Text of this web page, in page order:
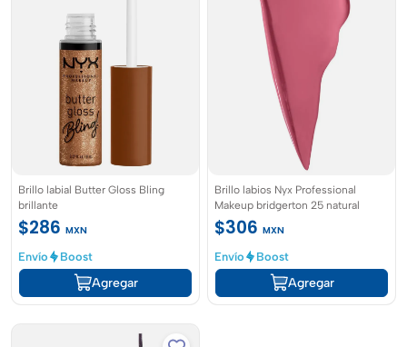
Brillo labial Butter Gloss Bling
brillante
$286 MXN
Envío
Boost
Agregar
Brillo labios Nyx Professional
Makeup bridgerton 25 natural
$306 MXN
Envío
Boost
Agregar